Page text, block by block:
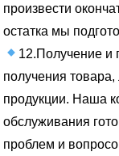
произвести
остатка мы
12.Получение и
получения
продукции. Наша
обслуживания
проблем и